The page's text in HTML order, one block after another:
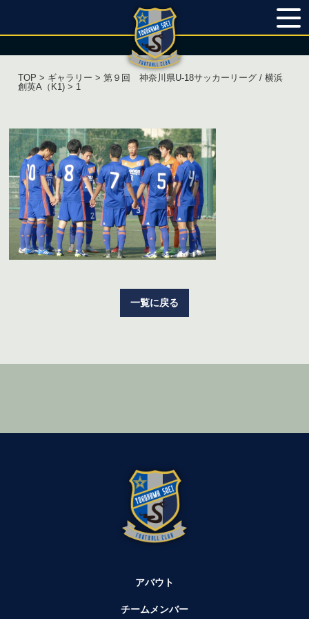
TOP > ギャラリー > 第９回 神奈川県U‐18サッカーリーグ / 横浜
創英A（K1) > 1
一覧に戻る
アバウト
チームメンバー